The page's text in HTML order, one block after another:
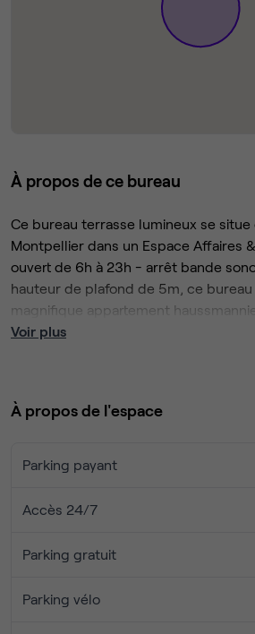
À propos de ce bureau
Ce bureau terrasse lumineux se
Montpellier dans un Espace Affaires
ouvert de 6h à 23h - arrêt bande
hauteur de plafond de 5m, ce
magnifique appartement
coworking.
- salle de réunion & formation :
Tarifs : à partir de 1100€ / mois & 110€ /
Accès direct à la Terrasse Rooftop
Voir plus
À propos de l'espace
Parking payant
Accès 24/7
Parking gratuit
Parking vélo